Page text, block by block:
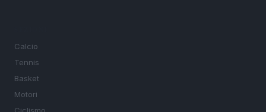
Calcio
Tennis
Basket
Motori